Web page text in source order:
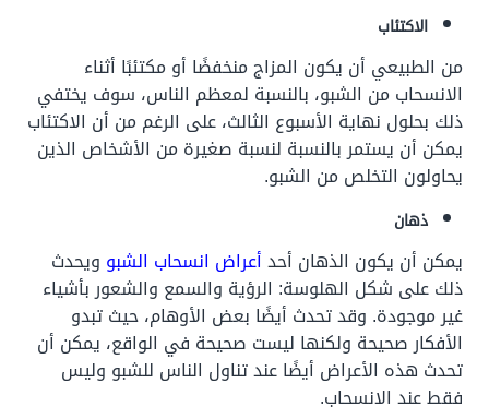
الاكتئاب
من الطبيعي أن يكون المزاج منخفضًا أو مكتئبًا أثناء
الانسحاب من الشبو، بالنسبة لمعظم الناس، سوف يختفي
ذلك بحلول نهاية الأسبوع الثالث، على الرغم من أن الاكتئاب
يمكن أن يستمر بالنسبة لنسبة صغيرة من الأشخاص الذين
يحاولون التخلص من الشبو.
ذهان
يمكن أن يكون الذهان أحدأعراض انسحاب الشبو ويحدث
ذلك على شكل الهلوسة: الرؤية والسمع والشعور بأشياء
غير موجودة. وقد تحدث أيضًا بعض الأوهام، حيث تبدو
الأفكار صحيحة ولكنها ليست صحيحة في الواقع، يمكن أن
تحدث هذه الأعراض أيضًا عند تناول الناس للشبو وليس
فقط عند الانسحاب.